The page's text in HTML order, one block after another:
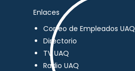
Enlaces
Correo de Empleados UAQ
Directorio
TV UAQ
Radio UAQ